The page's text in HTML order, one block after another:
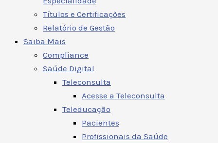
Títulos e Certificações
Relatório de Gestão
Saiba Mais
Compliance
Saúde Digital
Teleconsulta
Acesse a Teleconsulta
Teleducação
Pacientes
Profissionais da Saúde